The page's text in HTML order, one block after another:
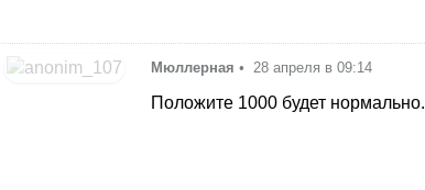
Мюллерная • 28 апреля в 09:14
Положите 1000 будет нормально.